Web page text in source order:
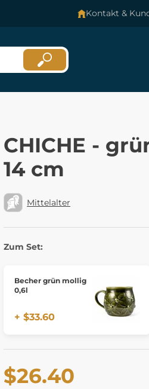
Kontakt &
CHICHE -
14 cm
Mittelalter
Zum Set:
Becher grün mollig
0,6l
+ $33.60
$26.40